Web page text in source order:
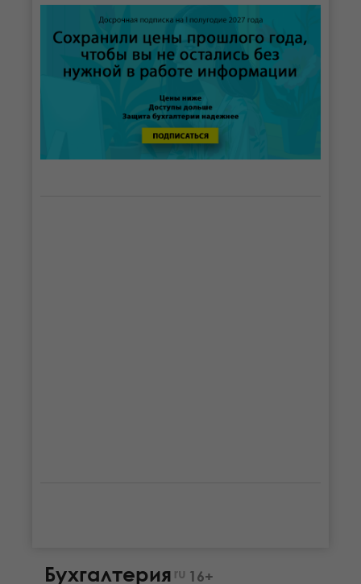
Бухгалтерия ru 16+